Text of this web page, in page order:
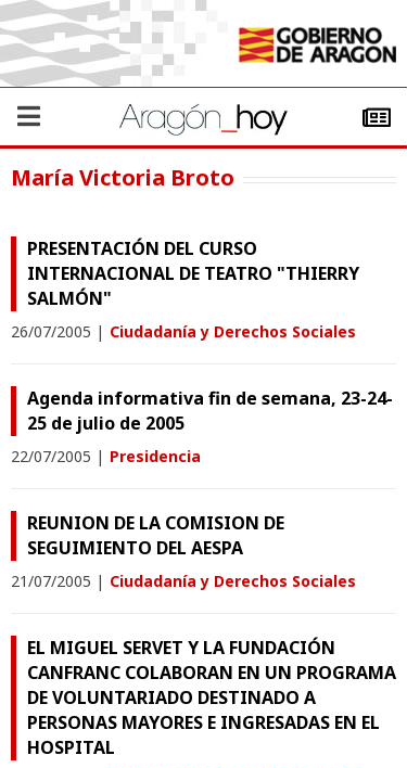
María Victoria Broto
PRESENTACIÓN DEL CURSO
INTERNACIONAL DE TEATRO "THIERRY
SALMÓN"
26/07/2005 | Ciudadanía y Derechos Sociales
Agenda informativa fin de semana, 23-24-
25 de julio de 2005
22/07/2005 | Presidencia
REUNION DE LA COMISION DE
SEGUIMIENTO DEL AESPA
21/07/2005 | Ciudadanía y Derechos Sociales
EL MIGUEL SERVET Y LA FUNDACIÓN
CANFRANC COLABORAN EN UN PROGRAMA
DE VOLUNTARIADO DESTINADO A
PERSONAS MAYORES E INGRESADAS EN EL
HOSPITAL